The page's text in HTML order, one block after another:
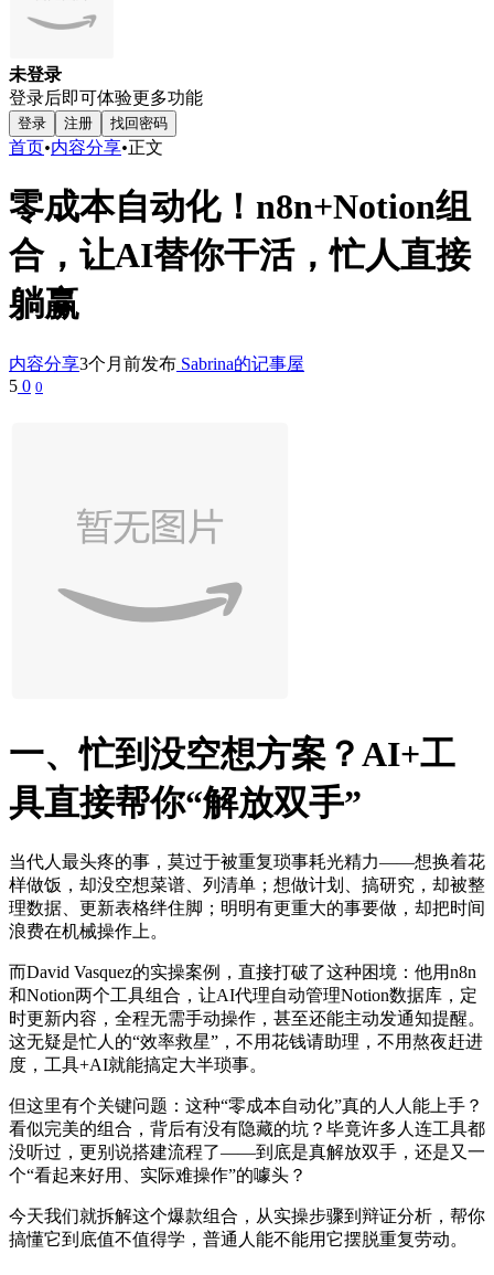
未登录
登录后即可体验更多功能
登录 注册 找回密码
首页•内容分享•正文
零成本自动化！n8n+Notion组
合，让AI替你干活，忙人直接
躺赢
内容分享3个月前发布 Sabrina的记事屋
5 0 0
一、忙到没空想方案？AI+工
具直接帮你“解放双手”
当代人最头疼的事，莫过于被重复琐事耗光精力——想换着花
样做饭，却没空想菜谱、列清单；想做计划、搞研究，却被整
理数据、更新表格绊住脚；明明有更重大的事要做，却把时间
浪费在机械操作上。
而David Vasquez的实操案例，直接打破了这种困境：他用n8n
和Notion两个工具组合，让AI代理自动管理Notion数据库，定
时更新内容，全程无需手动操作，甚至还能主动发通知提醒。
这无疑是忙人的“效率救星”，不用花钱请助理，不用熬夜赶进
度，工具+AI就能搞定大半琐事。
但这里有个关键问题：这种“零成本自动化”真的人人能上手？
看似完美的组合，背后有没有隐藏的坑？毕竟许多人连工具都
没听过，更别说搭建流程了——到底是真解放双手，还是又一
个“看起来好用、实际难操作”的噱头？
今天我们就拆解这个爆款组合，从实操步骤到辩证分析，帮你
搞懂它到底值不值得学，普通人能不能用它摆脱重复劳动。